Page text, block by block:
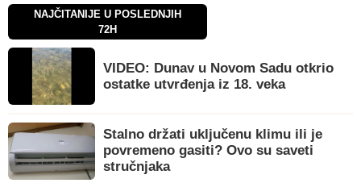
NAJČITANIJE U POSLEDNJIH
72H
VIDEO: Dunav u Novom Sadu otkrio
ostatke utvrđenja iz 18. veka
Stalno držati uključenu klimu ili je
povremeno gasiti? Ovo su saveti
stručnjaka